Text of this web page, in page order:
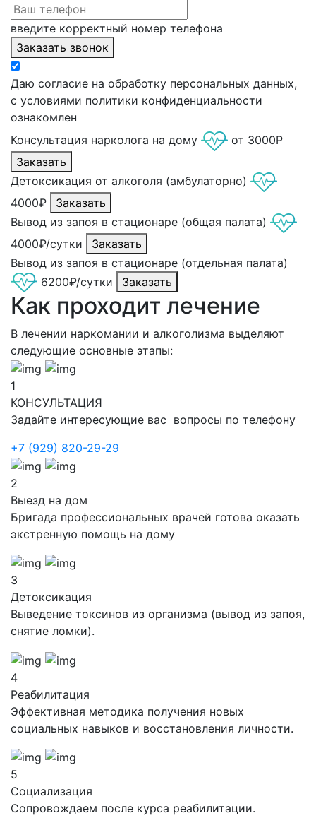
введите корректный номер телефона
Заказать звонок
Даю согласие на обработку персональных данных,
с условиями политики конфиденциальности
ознакомлен
Консультация нарколога на дому
от 3000Р
Заказать
Детоксикация от алкоголя (амбулаторно)
4000₽
Заказать
Вывод из запоя в стационаре (общая палата)
4000₽/сутки
Заказать
Вывод из запоя в стационаре (отдельная палата)
6200₽/сутки
Заказать
Как проходит лечение
В лечении наркомании и алкоголизма выделяют
следующие основные этапы:
1
КОНСУЛЬТАЦИЯ
Задайте интересующие вас вопросы по телефону
+7 (929) 820-29-29
2
Выезд на дом
Бригада профессиональных врачей готова оказать
экстренную помощь на дому
3
Детоксикация
Выведение токсинов из организма (вывод из запоя,
снятие ломки).
4
Реабилитация
Эффективная методика получения новых
социальных навыков и восстановления личности.
5
Социализация
Сопровождаем после курса реабилитации.